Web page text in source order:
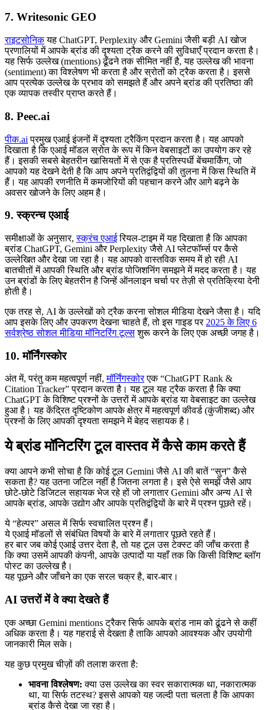
7. Writesonic GEO
राइटसोनिकयह ChatGPT, Perplexity और Gemini जैसी बड़ी AI खोज
प्रणालियों में आपके ब्रांड की दृश्यता ट्रैक करने की सुविधाएँ प्रदान करता है।
यह सिर्फ उल्लेख (mentions) ढूँढने तक सीमित नहीं है, यह उल्लेख की भावना
(sentiment) का विश्लेषण भी करता है और स्रोतों को ट्रैक करता है। इससे
आप प्रत्येक उल्लेख के प्रभाव को समझते हैं और अपने ब्रांड की प्रतिष्ठा की
एक व्यापक तस्वीर प्राप्त करते हैं।
8. Peec.ai
पीक.ai प्रमुख एआई इंजनों में दृश्यता ट्रैकिंग प्रदान करता है। यह आपको
दिखाता है कि एआई मॉडल स्रोत के रूप में किन वेबसाइटों का उपयोग कर रहे
हैं। इसकी सबसे बेहतरीन खासियतों में से एक है प्रतिस्पर्धी बेंचमार्किंग, जो
आपको यह देखने देती है कि आप अपने प्रतिद्वंद्वियों की तुलना में किस स्थिति में
हैं। यह आपकी रणनीति में कमजोरियों की पहचान करने और आगे बढ़ने के
अवसर खोजने के लिए अहम है।
9. स्क्रन्च एआई
समीक्षाओं के अनुसार,स्क्रंच एआईरियल-टाइम में यह दिखाता है कि आपका
ब्रांड ChatGPT, Gemini और Perplexity जैसे AI प्लेटफॉर्म्स पर कैसे
उल्लेखित और देखा जा रहा है। यह आपको वास्तविक समय में हो रही AI
बातचीतों में आपकी स्थिति और ब्रांड पोजिशनिंग समझने में मदद करता है। यह
उन ब्रांडों के लिए बेहतरीन है जिन्हें ऑनलाइन चर्चा पर तेज़ी से प्रतिक्रिया देनी
होती है।
एक तरह से, AI के उल्लेखों को ट्रैक करना सोशल मीडिया देखने जैसा है। यदि
आप इसके लिए और उपकरण देखना चाहते हैं, तो इस गाइड पर 2025 के लिए 6
सर्वश्रेष्ठ सोशल मीडिया मॉनिटरिंग टूल्सशुरू करने के लिए एक अच्छी जगह है।
10. मॉर्निंगस्कोर
अंत में, परंतु कम महत्वपूर्ण नहीं,मॉर्निंगस्कोरएक “ChatGPT Rank &
Citation Tracker” प्रदान करता है। यह टूल यह ट्रैक करता है कि क्या
ChatGPT के विशिष्ट प्रश्नों के उत्तरों में आपके ब्रांड या वेबसाइट का उल्लेख
हुआ है। यह केंद्रित दृष्टिकोण आपके क्षेत्र में महत्वपूर्ण कीवर्ड (कुंजीशब्द) और
प्रश्नों के लिए आपकी दृश्यता समझने में बेहद सहायक है।
ये ब्रांड मॉनिटरिंग टूल वास्तव में कैसे काम करते हैं
क्या आपने कभी सोचा है कि कोई टूल Gemini जैसे AI की बातें “सुन” कैसे
सकता है? यह उतना जटिल नहीं है जितना लगता है। इसे ऐसे समझें जैसे आप
छोटे-छोटे डिजिटल सहायक भेज रहे हों जो लगातार Gemini और अन्य AI से
आपके ब्रांड, आपके उद्योग और आपके प्रतिद्वंद्वियों के बारे में प्रश्न पूछते रहें।
ये “हेल्पर” असल में सिर्फ स्वचालित प्रश्न हैं।
ये एआई मॉडलों से संबंधित विषयों के बारे में लगातार पूछते रहते हैं।
हर बार जब कोई एआई उत्तर देता है, तो यह टूल उस टेक्स्ट की जाँच करता है
कि क्या उसमें आपकी कंपनी, आपके उत्पादों या यहाँ तक कि किसी विशिष्ट ब्लॉग
पोस्ट का उल्लेख है।
यह पूछने और जाँचने का एक सरल चक्र है, बार-बार।
AI उत्तरों में वे क्या देखते हैं
एक अच्छा Gemini mentions ट्रैकर सिर्फ आपके ब्रांड नाम को ढूंढने से कहीं
अधिक करता है। यह गहराई से देखता है ताकि आपको आवश्यक और उपयोगी
जानकारी मिल सके।
यह कुछ प्रमुख चीज़ों की तलाश करता है:
भावना विश्लेषण: क्या उस उल्लेख का स्वर सकारात्मक था, नकारात्मक
था, या सिर्फ तटस्थ? इससे आपको यह जल्दी पता चलता है कि आपका
ब्रांड कैसे देखा जा रहा है।